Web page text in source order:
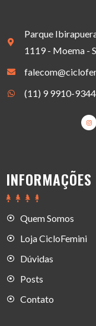
Parque
1119 - Moema -
(11) 9 9910-9344
INFORMAÇÕES
Quem Somos
Loja CicloFemini
Dúvidas
Posts
Contato